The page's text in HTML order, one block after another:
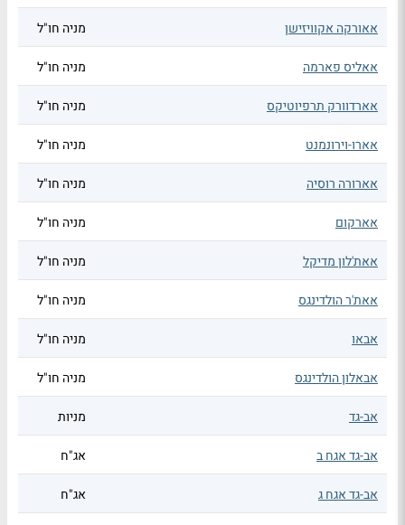
אאורקה אקוויזישן מניה חו"ל
אאליס פארמה מניה חו"ל
אארדוורק תרפיוטיקס מניה חו"ל
אארו-וירונמנט מניה חו"ל
אארורה רוסיה מניה חו"ל
אארקום מניה חו"ל
אאת'לון מדיקל מניה חו"ל
אאת'ר הולדינגס מניה חו"ל
אבאו מניה חו"ל
אבאלון הולדינגס מניה חו"ל
אב-גד מניות
אב-גד אגח ב אג"ח
אב-גד אגח ג אג"ח